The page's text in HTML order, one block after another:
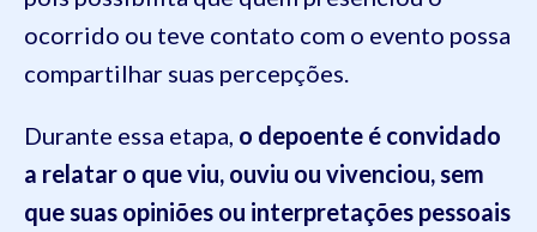
ocorrido ou teve contato com o evento possa
compartilhar suas percepções.
Durante essa etapa, o depoente é convidado
a relatar o que viu, ouviu ou vivenciou, sem
que suas opiniões ou interpretações pessoais